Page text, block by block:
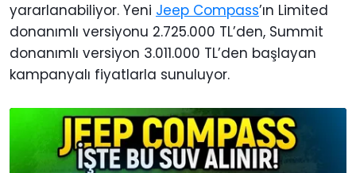
yararlanabiliyor. Yeni Jeep Compass’ın Limited
donanımlı versiyonu 2.725.000 TL’den, Summit
donanımlı versiyon 3.011.000 TL’den başlayan
kampanyalı fiyatlarla sunuluyor.